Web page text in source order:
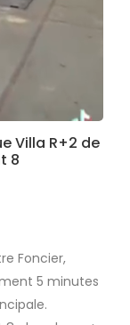
Villa R+2 de
8
Foncier,
5 minutes